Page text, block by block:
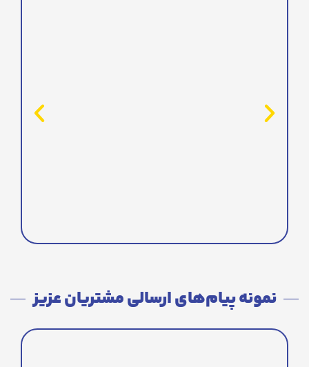
نمونه پیام‌های ارسالی مشتریان عزیز